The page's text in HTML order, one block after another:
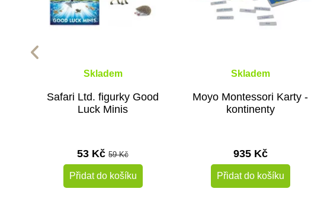
Skladem
Safari Ltd. figurky Good
Luck Minis
53 Kč59 Kč
Přidat do košíku
Skladem
Moyo Montessori Karty -
kontinenty
935 Kč
Přidat do košíku